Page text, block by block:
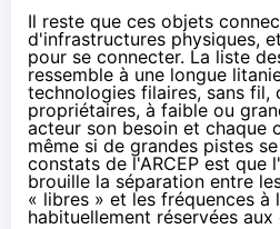
Il reste que ces objets
d'infrastructures physiques,
pour se connecter. La liste
ressemble à une longue
technologies filaires, sans fil,
propriétaires, à faible ou
acteur son besoin et chaque
même si de grandes pistes
constats de l'ARCEP est que
brouille la séparation entre
« libres » et les fréquences à
habituellement réservées